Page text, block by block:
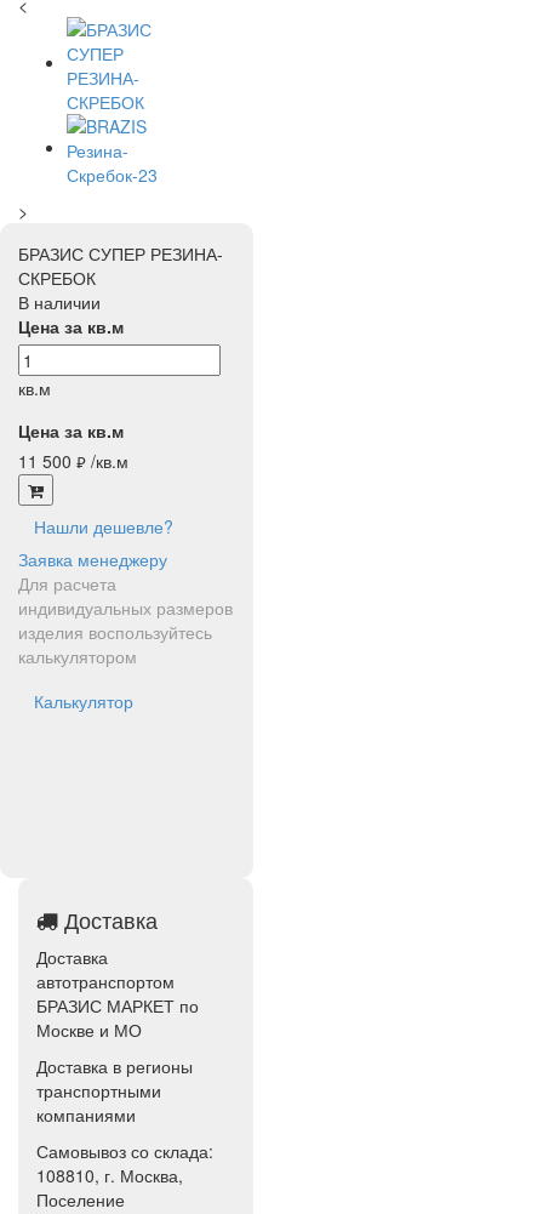
>
БРАЗИС СУПЕР РЕЗИНА-
СКРЕБОК
В наличии
Цена за кв.м
кв.м
Цена за кв.м
11 500 руб. /кв.м
Нашли дешевле?
Заявка менеджеру
Для расчета
индивидуальных размеров
изделия воспользуйтесь
калькулятором
Калькулятор
Доставка
Доставка
автотранспортом
БРАЗИС МАРКЕТ по
Москве и МО
Доставка в регионы
транспортными
компаниями
Самовывоз со склада:
108810, г. Москва,
Поселение